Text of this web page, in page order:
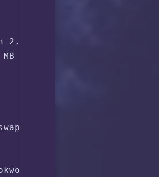
2.5+
/ L3: 16.00 MB
file detected ]
(x86_64)